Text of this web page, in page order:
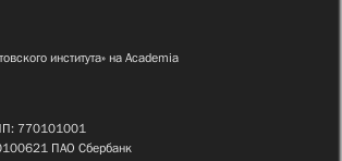
института» на Academia
770101001
ПАО Сбербанк